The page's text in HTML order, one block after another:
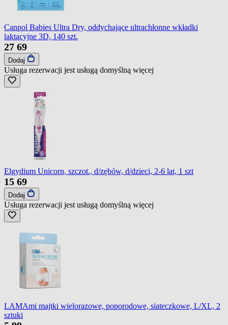
Canpol Babies Ultra Dry, oddychające ultrachłonne wkładki
laktacyjne 3D, 140 szt.
27 69
Dodaj
Usługa rezerwacji jest usługą domyślną więcej
Elgydium Unicorn, szczot., d/zębów, d/dzieci, 2-6 lat, 1 szt
15 69
Dodaj
Usługa rezerwacji jest usługą domyślną więcej
LAMAmi majtki wielorazowe, poporodowe, siateczkowe, L/XL, 2
sztuki